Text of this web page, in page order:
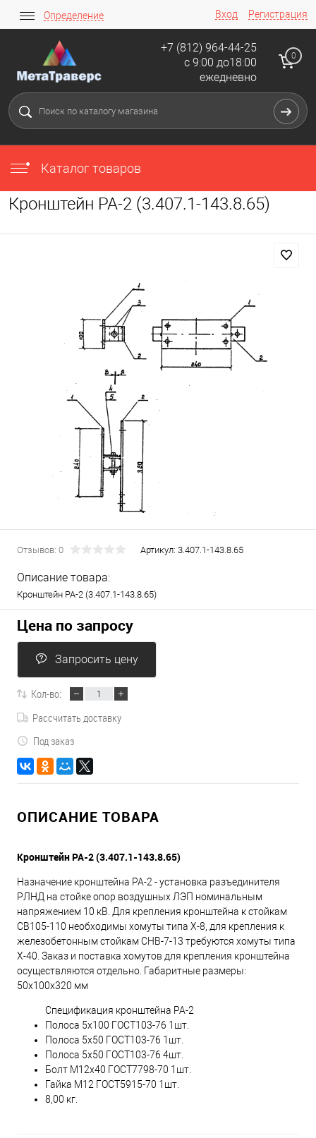
Вход Регистрация
Определение
+7 (812) 964-44-25
с 9:00 до18:00
ежедневно
0
Каталог товаров
Кронштейн РА-2 (3.407.1-143.8.65)
Отзывов: 0 Артикул: 3.407.1-143.8.65
Описание товара:
Кронштейн РА-2 (3.407.1-143.8.65)
Цена по запросу
Запросить цену
Кол-во:
Рассчитать доставку
Под заказ
ОПИСАНИЕ ТОВАРА
Кронштейн РА-2 (3.407.1-143.8.65)
Назначение кронштейна РА-2 - установка разъединителя
РЛНД на стойке опор воздушных ЛЭП номинальным
напряжением 10 кВ. Для крепления кронштейна к стойкам
СВ105-110 необходимы хомуты типа Х-8, для крепления к
железобетонным стойкам СНВ-7-13 требуются хомуты типа
Х-40. Заказ и поставка хомутов для крепления кронштейна
осуществляются отдельно. Габаритные размеры:
50х100х320 мм
Спецификация кронштейна РА-2
Полоса 5х100 ГОСТ103-76 1шт.
Полоса 5х50 ГОСТ103-76 1шт.
Полоса 5х50 ГОСТ103-76 4шт.
Болт М12х40 ГОСТ7798-70 1шт.
Гайка М12 ГОСТ5915-70 1шт.
8,00 кг.